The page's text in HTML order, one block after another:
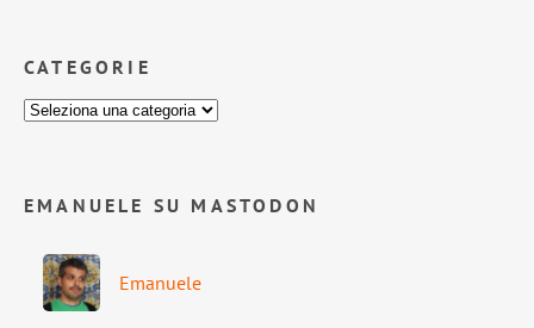
CATEGORIE
EMANUELE SU MASTODON
Emanuele